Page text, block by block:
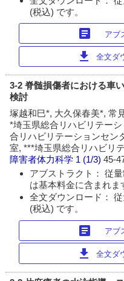
(税込) です。
article アブ
download 全文ダ
3-2 脊髄損傷者における車
検討
塚越和巳*, 大久保春美*, 常
*埼玉県総合リハビリテー
合リハビリテーションセン
室, ***埼玉県総合リハビリ
障害者体力科学 1 (1/3)45-
アブストラクト： 従
は基本料金に含まれま
全文ダウンロード：
(税込) です。
article アブ
download 全文ダ